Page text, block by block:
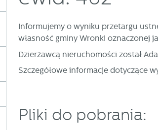
Informujemy o wyniku przetargu
własność gminy Wronki oznaczonej
Dzierżawcą nieruchomości został
Szczegółowe informacje dotyczące
Pliki do pobrania: